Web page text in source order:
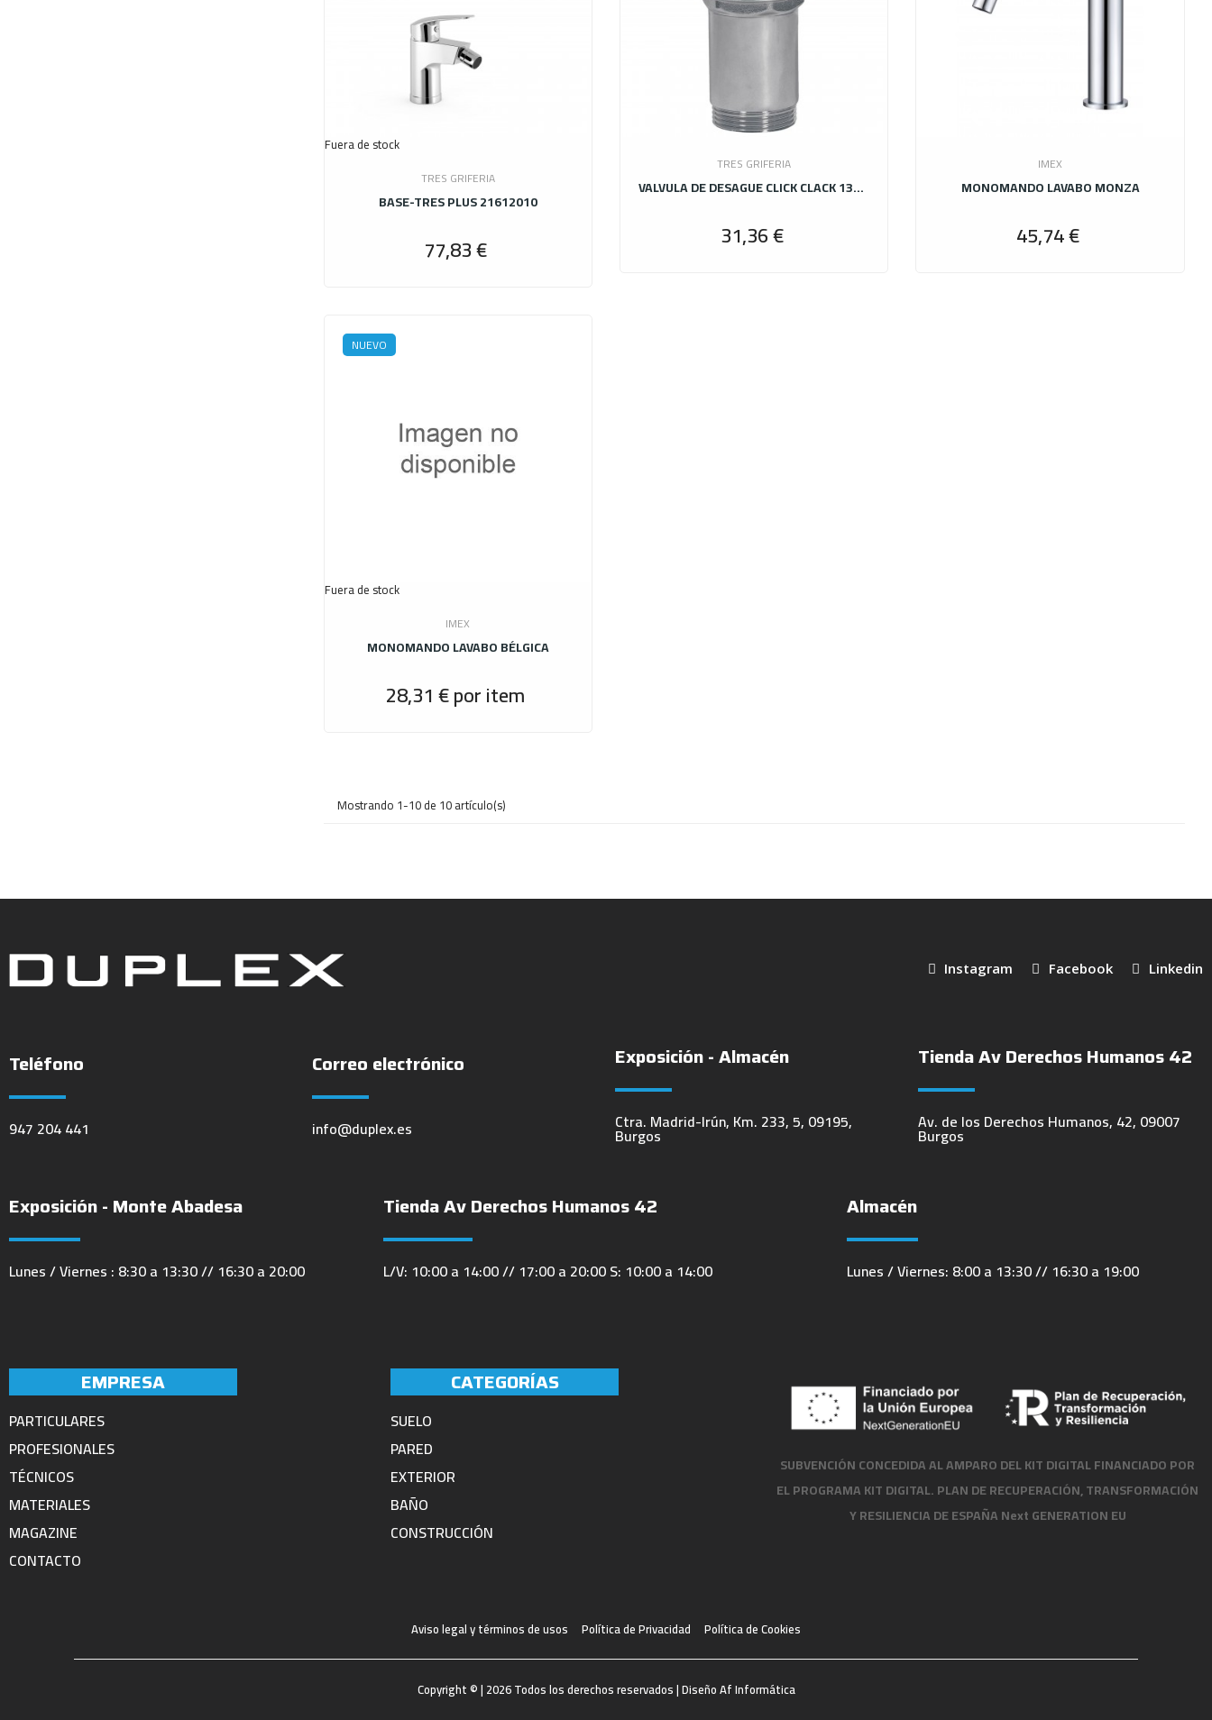
Fuera de stock
TRES GRIFERIA
BASE-TRES PLUS 21612010
77,83 €
TRES GRIFERIA
VALVULA DE DESAGUE CLICK CLACK 13454160
31,36 €
IMEX
MONOMANDO LAVABO MONZA
45,74 €
NUEVO
Fuera de stock
IMEX
MONOMANDO LAVABO BÉLGICA
28,31 €por item
Mostrando 1-10 de 10 artículo(s)
Instagram Facebook Linkedin
Teléfono
947 204 441
Correo electrónico
info@duplex.es
Exposición - Almacén
Ctra. Madrid-Irún, Km. 233, 5, 09195,
Burgos
Tienda Av Derechos Humanos 42
Av. de los Derechos Humanos, 42, 09007
Burgos
Exposición - Monte Abadesa
Lunes / Viernes : 8:30 a 13:30 // 16:30 a 20:00
Tienda Av Derechos Humanos 42
L/V: 10:00 a 14:00 // 17:00 a 20:00 S: 10:00 a 14:00
Almacén
Lunes / Viernes: 8:00 a 13:30 // 16:30 a 19:00
EMPRESA
PARTICULARES
PROFESIONALES
TÉCNICOS
MATERIALES
MAGAZINE
CONTACTO
CATEGORÍAS
SUELO
PARED
EXTERIOR
BAÑO
CONSTRUCCIÓN
SUBVENCIÓN CONCEDIDA AL AMPARO DEL KIT DIGITAL FINANCIADO POR
EL PROGRAMA KIT DIGITAL. PLAN DE RECUPERACIÓN, TRANSFORMACIÓN
Y RESILIENCIA DE ESPAÑA Next GENERATION EU
Aviso legal y términos de usos Política de Privacidad Política de Cookies
Copyright © | 2026 Todos los derechos reservados | Diseño Af Informática